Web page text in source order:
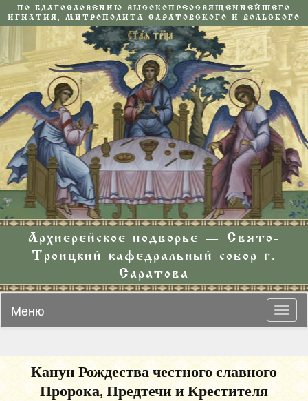
ПО БЛАГОСЛОВЕНИЮ ВЫСОКОПРЕОСВЯЩЕННЕЙШЕГО
ИГНАТИЯ, МИТРОПОЛИТА САРАТОВСКОГО И ВОЛЬСКОГО
Архиерейское подворье — Свято-
Троицкий кафедральный собор г.
Саратова
Меню
Канун Рождества честного славного
Пророка, Предтечи и Крестителя